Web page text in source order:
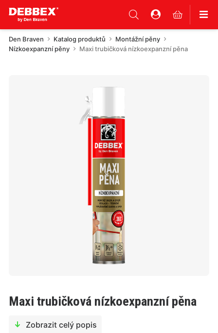
Den Braven Katalog produktů
Montážní pěny
Nízkoexpanzní pěny
Maxi trubičková nízkoexpanzní pěna
Maxi trubičková nízkoexpanzní pěna
Zobrazit celý popis